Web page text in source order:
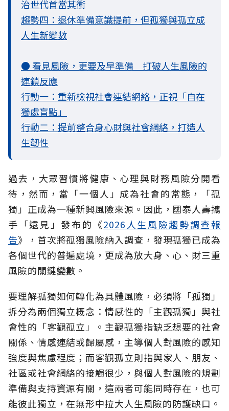
治世代首當其衝
趨勢四：退休準備意識提前，但孤獨與孤立成
人生新變數
● 看見風險，更要及早準備 打破人生風險的
連鎖反應
行動一：重新檢視社會連結網絡，正視「自在
獨處盲點」
行動二：提前整合身心財與社會網絡，打造人
生韌性
過去，大眾習慣將健康、心理與財務風險分開看
待，然而，當「一個人」成為社會的常態，「孤
獨」正成為一種新興風險來源。因此，國泰人壽攜
手「遠見」發布的《2026人生風險趨勢調查報
告》，首次將孤獨風險納入調查，發現孤獨已成為
各個世代的普遍處境，更成為放大身、心、財三重
風險的關鍵變數。
要理解孤獨如何轉化為具體風險，必須將「孤獨」
拆分為兩個獨立概念：情感性的「主觀孤獨」與社
會性的「客觀孤立」。主觀孤獨指缺乏想要的社會
關係、情感連結或歸屬感，主導個人對風險的感知
強度與焦慮程度；而客觀孤立則指與家人、朋友、
社區或社會網絡的接觸很少，與個人對風險的規劃
準備與支持資源有關，這兩者可能同時存在，也可
能彼此獨立，在無形中拉大人生風險的防護缺口。